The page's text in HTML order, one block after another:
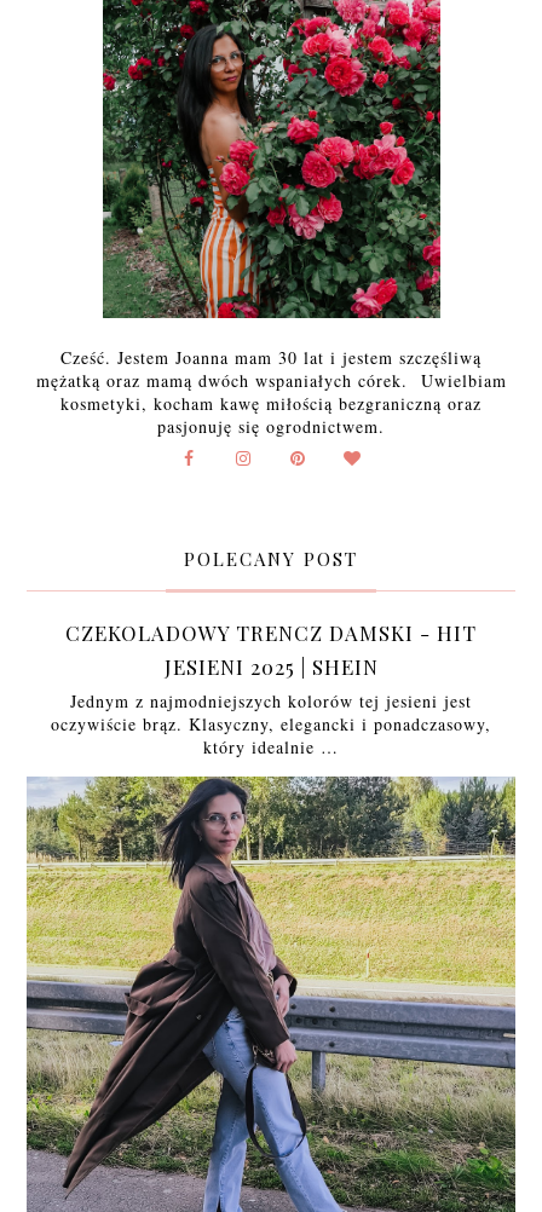
Cześć. Jestem Joanna mam 30 lat i jestem szczęśliwą
mężatką oraz mamą dwóch wspaniałych córek. Uwielbiam
kosmetyki, kocham kawę miłością bezgraniczną oraz
pasjonuję się ogrodnictwem.
POLECANY POST
CZEKOLADOWY TRENCZ DAMSKI - HIT
JESIENI 2025 | SHEIN
Jednym z najmodniejszych kolorów tej jesieni jest
oczywiście brąz. Klasyczny, elegancki i ponadczasowy,
który idealnie …